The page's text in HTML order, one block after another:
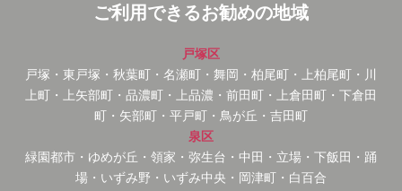
ご利用できるお勧めの地域
戸塚区
戸塚・東戸塚・秋葉町・名瀬町・舞岡・柏尾町・上柏尾町・川
上町・上矢部町・品濃町・上品濃・前田町・上倉田町・下倉田
町・矢部町・平戸町・鳥が丘・吉田町
泉区
緑園都市・ゆめが丘・領家・弥生台・中田・立場・下飯田・踊
場・いずみ野・いずみ中央・岡津町・白百合